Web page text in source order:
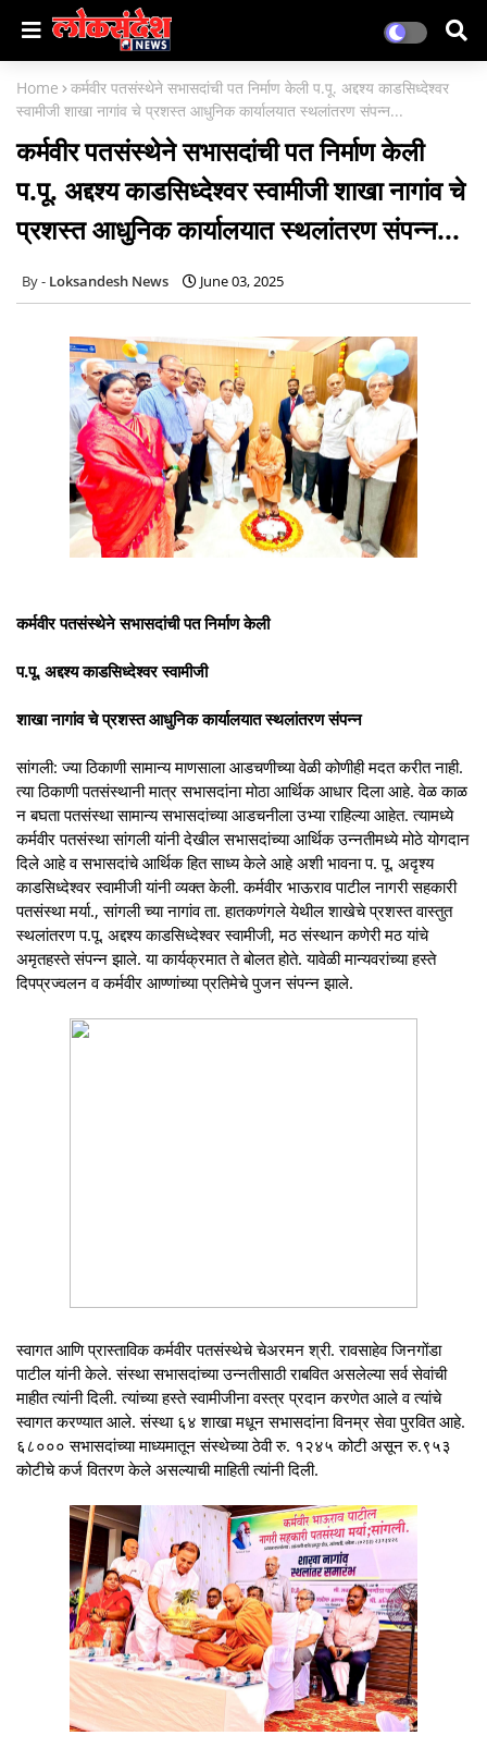
Home
कर्मवीर पतसंस्थेने सभासदांची पत निर्माण केली प.पू. अद्दश्य काडसिध्देश्वर
स्वामीजी शाखा नागांव चे प्रशस्त आधुनिक कार्यालयात स्थलांतरण संपन्न...
कर्मवीर पतसंस्थेने सभासदांची पत निर्माण केली
प.पू. अद्दश्य काडसिध्देश्वर स्वामीजी शाखा नागांव चे
प्रशस्त आधुनिक कार्यालयात स्थलांतरण संपन्न...
Loksandesh News June 03, 2025
कर्मवीर पतसंस्थेने सभासदांची पत निर्माण केली
प.पू. अद्दश्य काडसिध्देश्वर स्वामीजी
शाखा नागांव चे प्रशस्त आधुनिक कार्यालयात स्थलांतरण संपन्न
सांगली: ज्या ठिकाणी सामान्य माणसाला आडचणीच्या वेळी कोणीही मदत करीत नाही.
त्या ठिकाणी पतसंस्थानी मात्र सभासदांना मोठा आर्थिक आधार दिला आहे. वेळ काळ
न बघता पतसंस्था सामान्य सभासदांच्या आडचनीला उभ्या राहिल्या आहेत. त्यामध्ये
कर्मवीर पतसंस्था सांगली यांनी देखील सभासदांच्या आर्थिक उन्नतीमध्ये मोठे योगदान
दिले आहे व सभासदांचे आर्थिक हित साध्य केले आहे अशी भावना प. पू. अदृश्य
काडसिध्देश्वर स्वामीजी यांनी व्यक्त केली. कर्मवीर भाऊराव पाटील नागरी सहकारी
पतसंस्था मर्या., सांगली च्या नागांव ता. हातकणंगले येथील शाखेचे प्रशस्त वास्तुत
स्थलांतरण प.पू. अद्दश्य काडसिध्देश्वर स्वामीजी, मठ संस्थान कणेरी मठ यांचे
अमृतहस्ते संपन्न झाले. या कार्यक्रमात ते बोलत होते. यावेळी मान्यवरांच्या हस्ते
दिपप्रज्वलन व कर्मवीर आण्णांच्या प्रतिमेचे पुजन संपन्न झाले.
स्वागत आणि प्रास्ताविक कर्मवीर पतसंस्थेचे चेअरमन श्री. रावसाहेव जिनगोंडा
पाटील यांनी केले. संस्था सभासदांच्या उन्नतीसाठी राबवित असलेल्या सर्व सेवांची
माहीत त्यांनी दिली. त्यांच्या हस्ते स्वामीजीना वस्त्र प्रदान करणेत आले व त्यांचे
स्वागत करण्यात आले. संस्था ६४ शाखा मधून सभासदांना विनम्र सेवा पुरवित आहे.
६८००० सभासदांच्या माध्यमातून संस्थेच्या ठेवी रु. १२४५ कोटी असून रु.९५३
कोटीचे कर्ज वितरण केले असल्याची माहिती त्यांनी दिली.